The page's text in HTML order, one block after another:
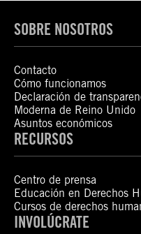
SOBRE NOSOTROS
Contacto
Cómo funcionamos
Declaración de
Moderna de Reino Unido
Asuntos económicos
RECURSOS
Centro de prensa
Educación en Derechos
Cursos de derechos
INVOLÚCRATE